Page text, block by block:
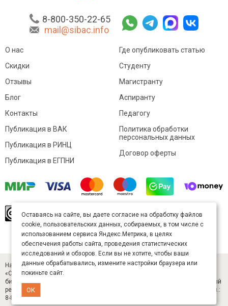
8-800-350-22-65
mail@sibac.info
О нас
Скидки
Отзывы
Блог
Контакты
Где опубликовать статью
Студенту
Магистранту
Аспиранту
Педагогу
Публикация в ВАК
Публикация в РИНЦ
Публикация в ЕГПНИ
Политика обработки
персональных данных
Договор оферты
произведение доступно полицензии Creative
Commons «Attribution» («Атрибуция») 4.0
Непортированная.
Карта сайта
Научный журнал «Студенческий» (ISSN 2541-9412). Издатель — ООО
«СибАК» (ИНН 5402054157). Размещается в Научной электронной
библиотеке eLIBRARY.RU (договор № 445-11/2019 от 05.11.2019). Главный
редактор — Старченко И. Б., д-р техн. наук. E-mail: student@sibac.info, тел.:
8-800-350-22-65.
Оставаясь на сайте, вы даете согласие на обработку файлов
cookie, пользовательских данных, собираемых, в том числе с
использованием сервиса Яндекс.Метрика, в целях
обеспечения работы сайта, проведения статистических
исследований и обзоров. Если вы не хотите, чтобы ваши
данные обрабатывались, измените настройки браузера или
покиньте сайт.
ОК